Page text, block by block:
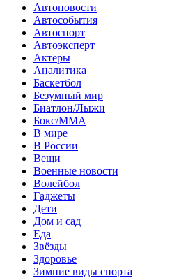
Автоновости
Автособытия
Автоспорт
Автоэксперт
Актеры
Аналитика
Баскетбол
Безумный мир
Биатлон/Лыжи
Бокс/MMA
В мире
В России
Вещи
Военные новости
Волейбол
Гаджеты
Дети
Дом и сад
Еда
Звёзды
Здоровье
Зимние виды спорта